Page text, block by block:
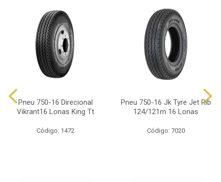
Pneu 750-16 Direcional
Vikrant16 Lonas King Tt
Código: 1472
Pneu 750-16 Jk Tyre Jet Rib
124/121m 16 Lonas
Código: 7020